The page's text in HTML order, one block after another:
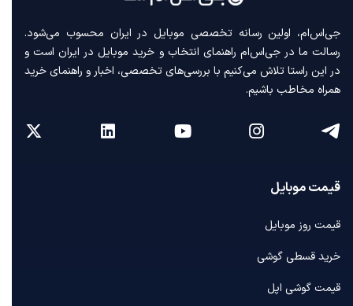
جی‌اس‌ام، اولین رسانه‌ تخصصی موبایل در ایران محسوب می‌شود.
رسالت ما در جی‌اس‌ام راهنمای انتخاب و خرید موبایل در ایران است و
در این راستا تلاش می‌کنیم با بررسی‌های تخصصی، اخبار و راهنمای خرید
همراه مخاطب باشیم.
قیمت موبایل
قیمت روز موبایل
خرید قسطی گوشی
قیمت گوشی اپل